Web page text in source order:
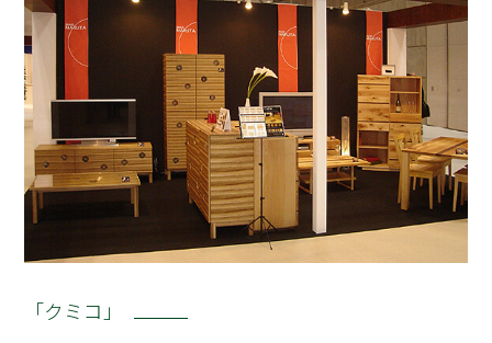
「クミコ」